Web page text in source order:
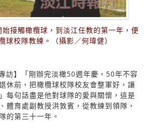
接觸橄欖球，到淡江任教的第一年，便
球校隊教練。（攝影／何瑋健）
訪】「剛辦完淡橄50週年慶，50年不容
休前，把橄欖球校隊校友會整軍好，讓
每句話盡是他對球隊的愛與關懷，這是
體育處副教授洪敦賓，從教練到領隊，
的第三十一年。